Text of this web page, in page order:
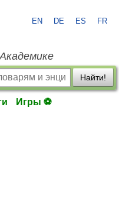
EN DE ES FR
Найти!
Игры ⚽